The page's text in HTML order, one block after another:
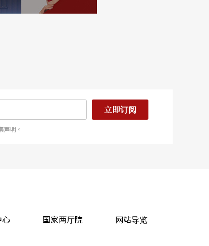
立即订阅
声明。
国家两厅院 网站导览